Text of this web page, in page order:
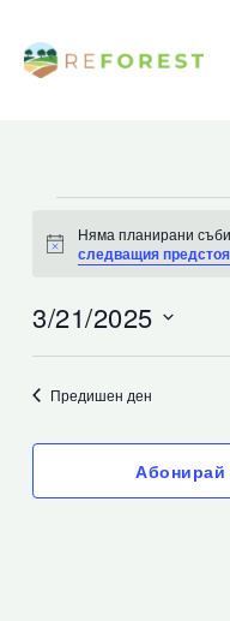
към
съдържанието
for
21,
Известие
Няма планирани
следващия
3/21/2025
Изберете
дата.Предишен ден
Абонирай